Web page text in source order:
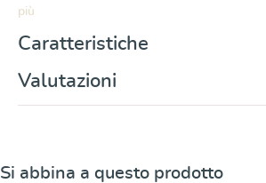
più
Caratteristiche
Valutazioni
Salta la galleria dei prodotti
Si abbina a questo prodotto